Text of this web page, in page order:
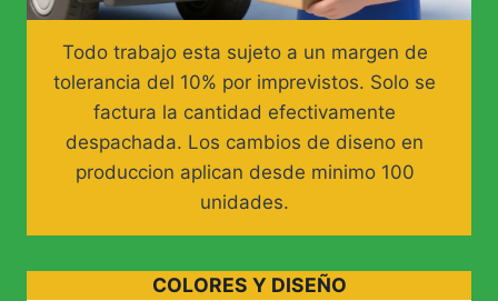
Todo trabajo esta sujeto a un margen de
tolerancia del 10% por imprevistos. Solo se
factura la cantidad efectivamente
despachada. Los cambios de diseno en
produccion aplican desde minimo 100
unidades.
COLORES Y DISEÑO